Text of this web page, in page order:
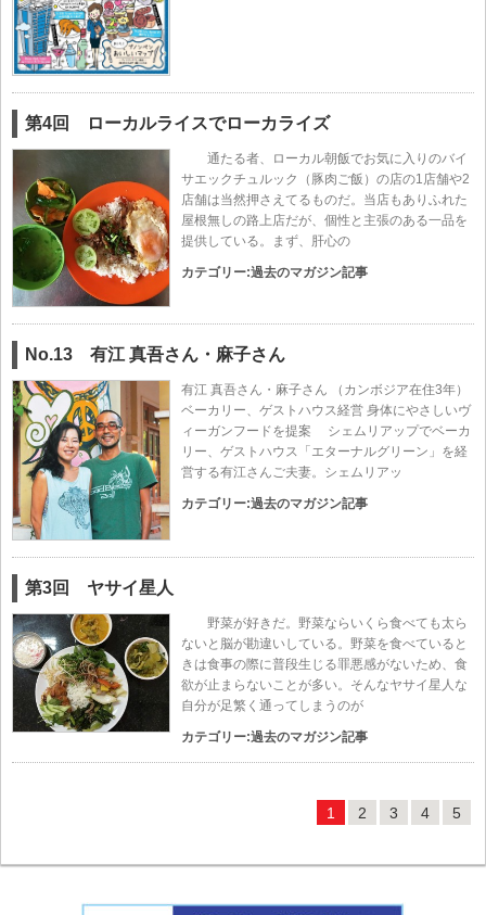
第4回 ローカルライスでローカライズ
通たる者、ローカル朝飯でお気に入りのバイ
サエックチュルック（豚肉ご飯）の店の1店舗や2
店舗は当然押さえてるものだ。当店もありふれた
屋根無しの路上店だが、個性と主張のある一品を
提供している。まず、肝心の
カテゴリー:過去のマガジン記事
No.13 有江 真吾さん・麻子さん
有江 真吾さん・麻子さん （カンボジア在住3年）
ベーカリー、ゲストハウス経営 身体にやさしいヴ
ィーガンフードを提案 シェムリアップでベーカ
リー、ゲストハウス「エターナルグリーン」を経
営する有江さんご夫妻。シェムリアッ
カテゴリー:過去のマガジン記事
第3回 ヤサイ星人
野菜が好きだ。野菜ならいくら食べても太ら
ないと脳が勘違いしている。野菜を食べていると
きは食事の際に普段生じる罪悪感がないため、食
欲が止まらないことが多い。そんなヤサイ星人な
自分が足繁く通ってしまうのが
カテゴリー:過去のマガジン記事
1 2 3 4 5